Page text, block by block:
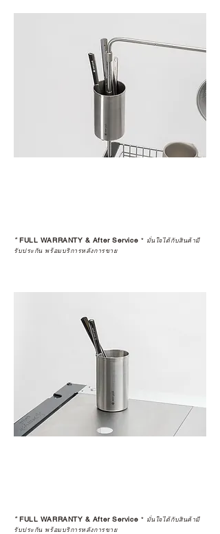
*FULL WARRANTY & After Service * มั่นใจได้กับสินค้ามี
รับประกัน พร้อมบริการหลังการขาย
*FULL WARRANTY & After Service * มั่นใจได้กับสินค้ามี
รับประกัน พร้อมบริการหลังการขาย